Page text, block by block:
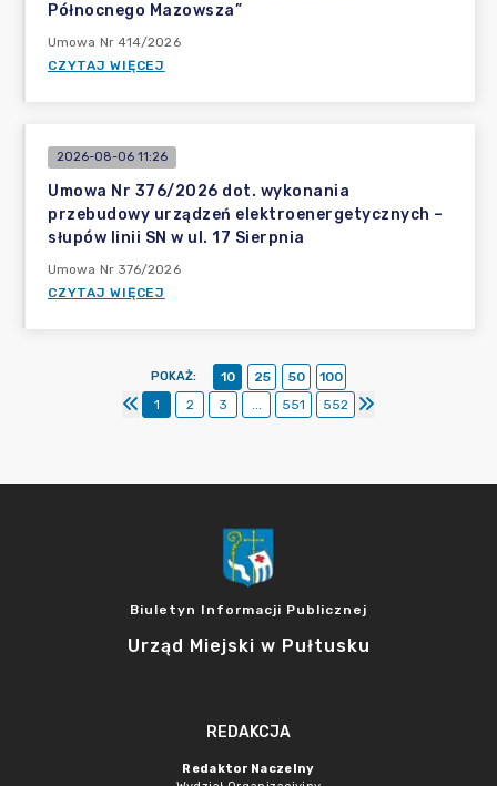
Północnego Mazowsza”
Umowa Nr 414/2026
CZYTAJ WIĘCEJ
2026-08-06 11:26
Umowa Nr 376/2026 dot. wykonania
przebudowy urządzeń elektroenergetycznych –
słupów linii SN w ul. 17 Sierpnia
Umowa Nr 376/2026
CZYTAJ WIĘCEJ
POKAŻ: 10 25 50
100
1
2 3 ... 551 552
Biuletyn Informacji Publicznej
Urząd Miejski w Pułtusku
REDAKCJA
Redaktor Naczelny